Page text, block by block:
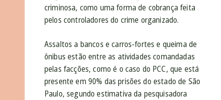
criminosa, como uma forma de cobrança feita
pelos controladores do crime organizado.
Assaltos a bancos e carros-fortes e queima de
ônibus estão entre as atividades comandadas
pelas facções, como é o caso do PCC, que está
presente em 90% das prisões do estado de São
Paulo, segundo estimativa da pesquisadora